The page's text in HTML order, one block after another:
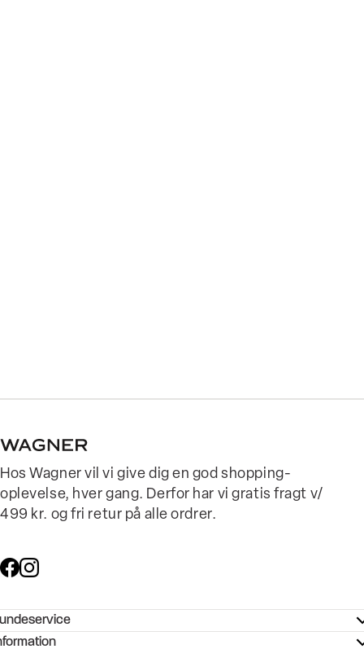
Hos Wagner vil vi give dig en god shopping-
oplevelse, hver gang. Derfor har vi gratis fragt v/
499 kr. og fri retur på alle ordrer.
- Hjælpecenter